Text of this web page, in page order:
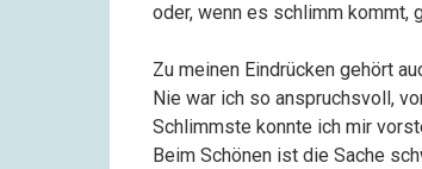
oder, wenn es schlimm kommt,
Zu meinen Eindrücken gehört
Nie war ich so anspruchsvoll,
Schlimmste konnte ich mir
Beim Schönen ist die Sache